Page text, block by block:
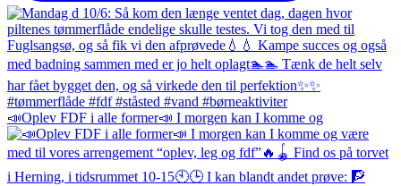
📣Oplev FDF i alle former📣 I morgen kan I komme og